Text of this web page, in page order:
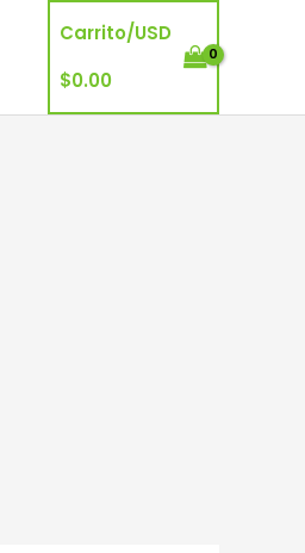
Carrito/USD
$0.00